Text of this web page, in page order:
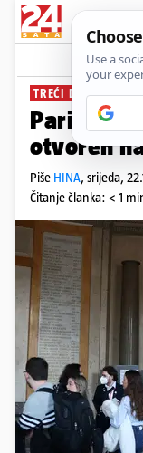
TREĆI DAN
Pariški
otvoren
Piše HINA, srijeda,
Čitanje članka: < 1